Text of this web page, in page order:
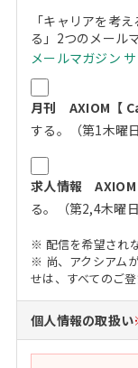
「キャリアを考
る」2つのメール
メールマガジン
月刊 AXIOM【
する。（第1木曜
求人情報 AXIOM
る。（第2,4木曜日
※ 配信を希望され
※ 尚、アクシアム
せは、すべてのご
個人情報の取扱い